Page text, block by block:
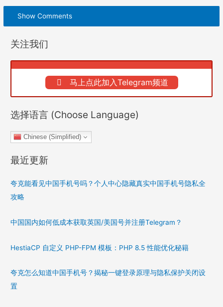
Show Comments
关注我们
马上点此加入Telegram频道
选择语言 (Choose Language)
Chinese (Simplified)
最近更新
夸克能看见中国手机号吗？个人中心隐藏真实中国手机号隐私全
攻略
中国国内如何低成本获取英国/美国号并注册Telegram？
HestiaCP 自定义 PHP-FPM 模板：PHP 8.5 性能优化秘籍
夸克怎么知道中国手机号？揭秘一键登录原理与隐私保护关闭设
置